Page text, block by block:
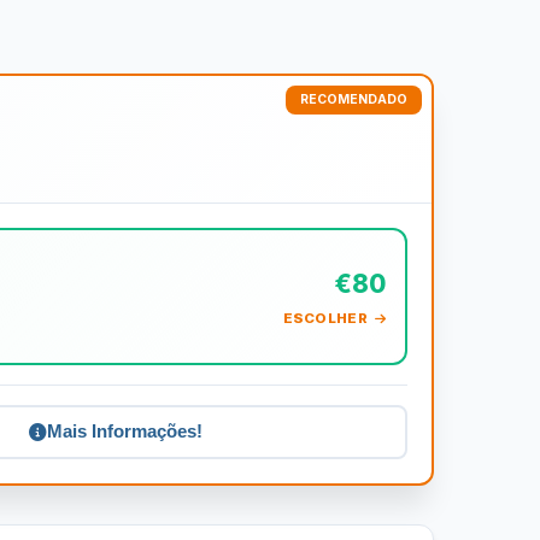
€80
ESCOLHER
Mais Informações!